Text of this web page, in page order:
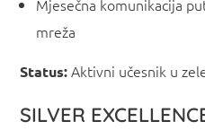
Mjesečna komunikacija
mreža
Status:Aktivni učesnik u
SILVER